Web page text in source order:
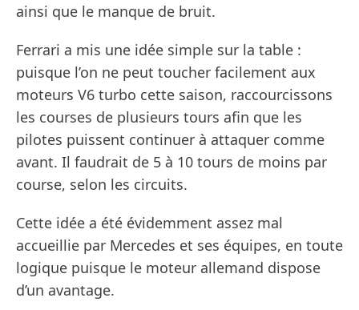
ainsi que le manque de bruit.
Ferrari a mis une idée simple sur la table :
puisque l’on ne peut toucher facilement aux
moteurs V6 turbo cette saison, raccourcissons
les courses de plusieurs tours afin que les
pilotes puissent continuer à attaquer comme
avant. Il faudrait de 5 à 10 tours de moins par
course, selon les circuits.
Cette idée a été évidemment assez mal
accueillie par Mercedes et ses équipes, en toute
logique puisque le moteur allemand dispose
d’un avantage.